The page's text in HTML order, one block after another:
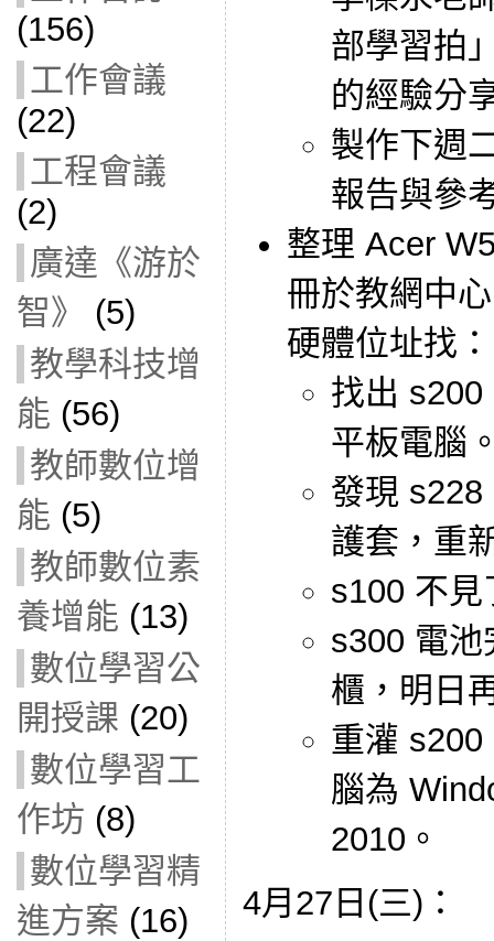
(156)
工作會議
(22)
工程會議
(2)
廣達《游於
智》
(5)
教學科技增
能 (56)
教師數位增
能 (5)
教師數位素
養增能 (13)
數位學習公
開授課 (20)
數位學習工
作坊 (8)
數位學習精
進方案 (16)
部學習拍
的經驗分
製作下週
報告與參
整理 Acer
冊於教網中
硬體位址找：
找出 s200
平板電腦
發現 s228
護套，重
s100 不見
s300 電池
櫃，明日
重灌
腦為
2010。
4月27日(三)：